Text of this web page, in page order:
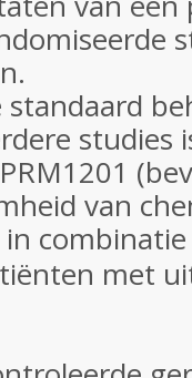
studies
van
met